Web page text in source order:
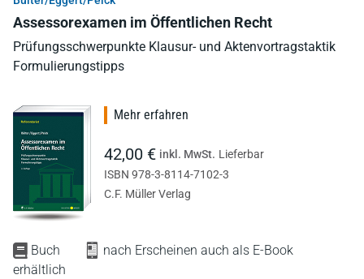
Assessorexamen im Öffentlichen Recht
Prüfungsschwerpunkte Klausur- und Aktenvortragstaktik
Formulierungstipps
Buch
nach Erscheinen auch als E-Book
erhältlich
Mehr erfahren
42,00 € inkl. MwSt. Lieferbar
ISBN 978-3-8114-7102-3
C.F. Müller Verlag